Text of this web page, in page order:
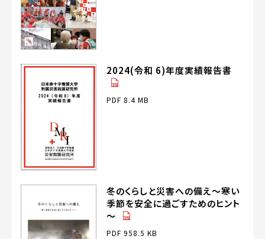
2024(令和 6)年度実績報告書
PDF 8.4 MB
冬のくらしと災害への備え～寒い
季節を安全に過ごすためのヒント
～
PDF 958.5 KB